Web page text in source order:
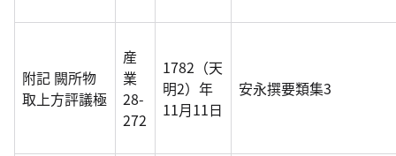
附記 闕所物
取上方評議極
産
業
28-
272
1782（天
明2）年
11月11日
安永撰要類集3